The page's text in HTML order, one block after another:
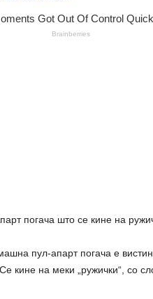
погача што се кине на
пул-апарт погача е
кине на меки „ружички“, со